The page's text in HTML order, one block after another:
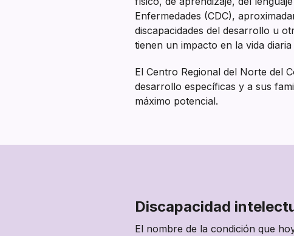
Enfermedades (CDC),
discapacidades del desarrollo u
tienen un impacto en la vida
El Centro Regional del Norte del
desarrollo específicas y a sus
máximo potencial.
Discapacidad
El nombre de la condición que